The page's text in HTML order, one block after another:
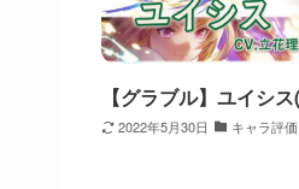
【グラブル】ユイシ
2022年5月30日 キャラ評価